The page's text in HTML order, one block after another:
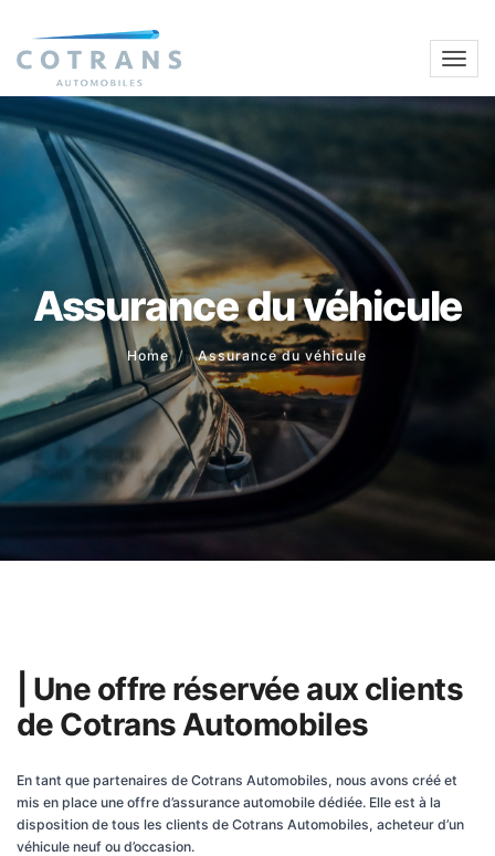
Assurance du véhicule
Home Assurance du véhicule
| Une offre réservée aux clients
de Cotrans Automobiles
En tant que partenaires de Cotrans Automobiles, nous avons créé et
mis en place une offre d’assurance automobile dédiée. Elle est à la
disposition de tous les clients de Cotrans Automobiles, acheteur d’un
véhicule neuf ou d’occasion.